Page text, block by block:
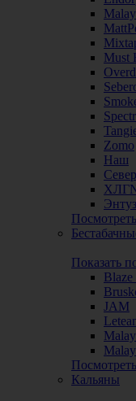
Must
Zomo
Наш
Показать
Blaze
JAM
Кальяны